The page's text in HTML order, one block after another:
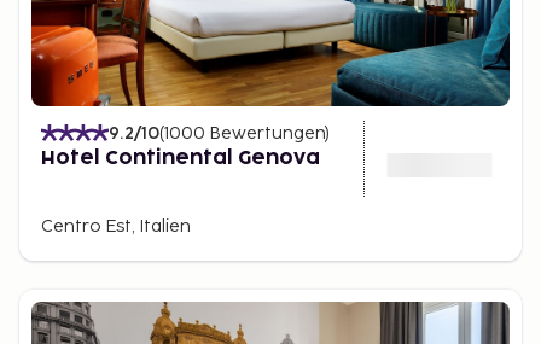
9.2/10(1000 Bewertungen)
Hotel Continental Genova
Centro Est, Italien